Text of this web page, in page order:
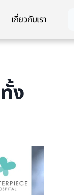
เกี่ยวกับเรา
ง